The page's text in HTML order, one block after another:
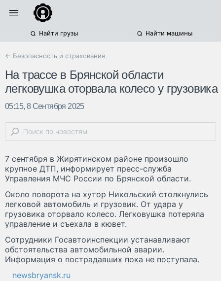
Найти грузы Найти машины
← Безопасность и страхование
На трассе в Брянской области
легковушка оторвала колесо у грузовика
05:15, 8 Сентября 2025
7 сентября в Жирятинском районе произошло
крупное ДТП, информирует пресс-служба
Управления МЧС России по Брянской области.
Около поворота на хутор Никольский столкнулись
легковой автомобиль и грузовик. От удара у
грузовика оторвало колесо. Легковушка потеряла
управление и съехала в кювет.
Сотрудники Госавтоинспекции устанавливают
обстоятельства автомобильной аварии.
Информация о пострадавших пока не поступала.
newsbryansk.ru